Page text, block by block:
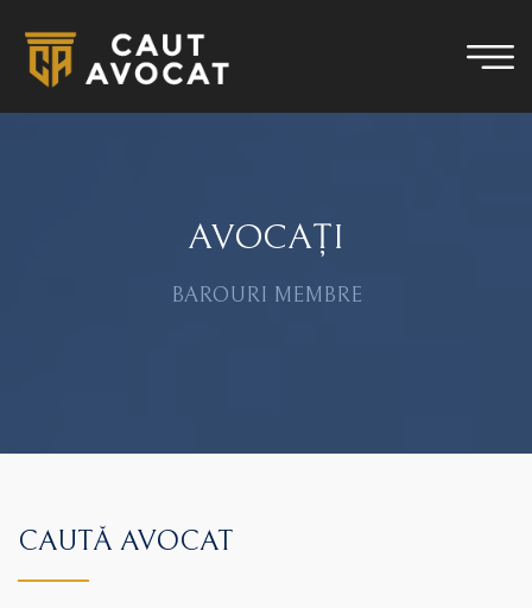
AVOCAȚI
BAROURI MEMBRE
CAUTĂ AVOCAT